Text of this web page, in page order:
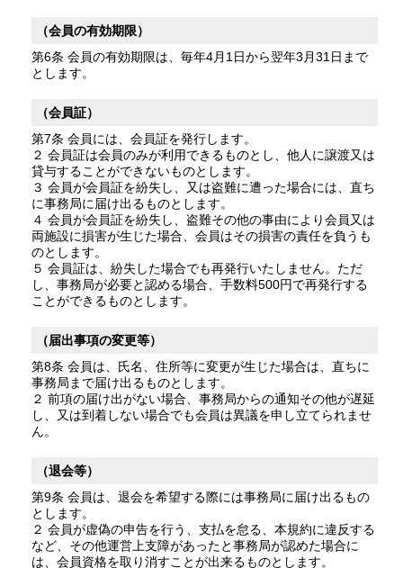
（会員の有効期限）
第6条 会員の有効期限は、毎年4月1日から翌年3月31日まで
とします。
（会員証）
第7条 会員には、会員証を発行します。
２ 会員証は会員のみが利用できるものとし、他人に譲渡又は
貸与することができないものとします。
３ 会員が会員証を紛失し、又は盗難に遭った場合には、直ち
に事務局に届け出るものとします。
４ 会員が会員証を紛失し、盗難その他の事由により会員又は
両施設に損害が生じた場合、会員はその損害の責任を負うも
のとします。
５ 会員証は、紛失した場合でも再発行いたしません。ただ
し、事務局が必要と認める場合、手数料500円で再発行する
ことができるものとします。
（届出事項の変更等）
第8条 会員は、氏名、住所等に変更が生じた場合は、直ちに
事務局まで届け出るものとします。
２ 前項の届け出がない場合、事務局からの通知その他が遅延
し、又は到着しない場合でも会員は異議を申し立てられませ
ん。
（退会等）
第9条 会員は、退会を希望する際には事務局に届け出るもの
とします。
２ 会員が虚偽の申告を行う、支払を怠る、本規約に違反する
など、その他運営上支障があったと事務局が認めた場合に
は、会員資格を取り消すことが出来るものとします。